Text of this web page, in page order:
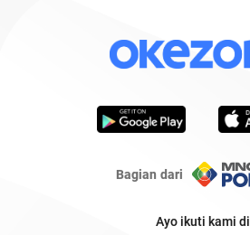
Bagian dari
Ayo ikuti kami di